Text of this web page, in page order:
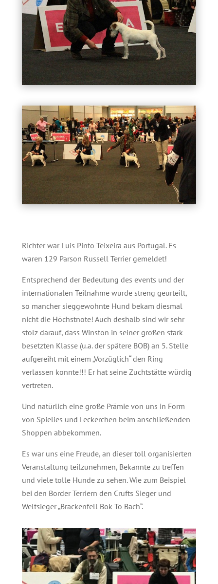
Richter war Luis Pinto Teixeira aus Portugal. Es
waren 129 Parson Russell Terrier gemeldet!
Entsprechend der Bedeutung des events und der
internationalen Teilnahme wurde streng geurteilt,
so mancher sieggewohnte Hund bekam diesmal
nicht die Höchstnote! Auch deshalb sind wir sehr
stolz darauf, dass Winston in seiner großen stark
besetzten Klasse (u.a. der spätere BOB) an 5. Stelle
aufgereiht mit einem „Vorzüglich“ den Ring
verlassen konnte!!! Er hat seine Zuchtstätte würdig
vertreten.
Und natürlich eine große Prämie von uns in Form
von Spielies und Leckerchen beim anschließenden
Shoppen abbekommen.
Es war uns eine Freude, an dieser toll organisierten
Veranstaltung teilzunehmen, Bekannte zu treffen
und viele tolle Hunde zu sehen. Wie zum Beispiel
bei den Border Terriern den Crufts Sieger und
Weltsieger „Brackenfell Bok To Bach“.